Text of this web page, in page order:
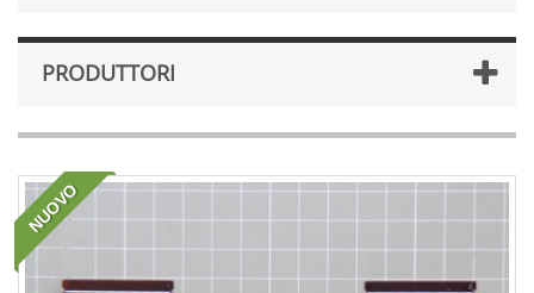
PRODUTTORI
NUOVO